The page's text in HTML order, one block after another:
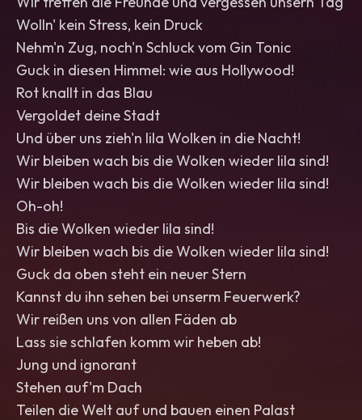
Wolln' kein Stress, kein Druck
Nehm'n Zug, noch'n Schluck vom Gin Tonic
Guck in diesen Himmel: wie aus Hollywood!
Rot knallt in das Blau
Vergoldet deine Stadt
Und über uns zieh'n lila Wolken in die Nacht!
Wir bleiben wach bis die Wolken wieder lila sind!
Wir bleiben wach bis die Wolken wieder lila sind!
Oh-oh!
Bis die Wolken wieder lila sind!
Wir bleiben wach bis die Wolken wieder lila sind!
Guck da oben steht ein neuer Stern
Kannst du ihn sehen bei unserm Feuerwerk?
Wir reißen uns von allen Fäden ab
Lass sie schlafen komm wir heben ab!
Jung und ignorant
Stehen auf'm Dach
Teilen die Welt auf und bauen einen Palast